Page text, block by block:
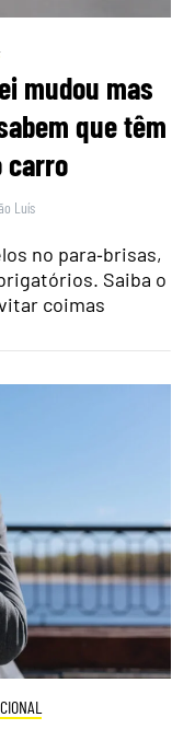
mudou mas
que têm
carro
Luís
no para‑brisas,
Saiba o
coimas